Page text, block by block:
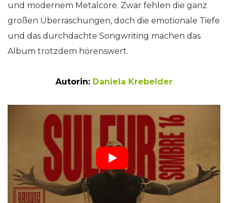
und modernem Metalcore. Zwar fehlen die ganz
großen Überraschungen, doch die emotionale Tiefe
und das durchdachte Songwriting machen das
Album trotzdem hörenswert.
Autorin: Daniela Krebelder